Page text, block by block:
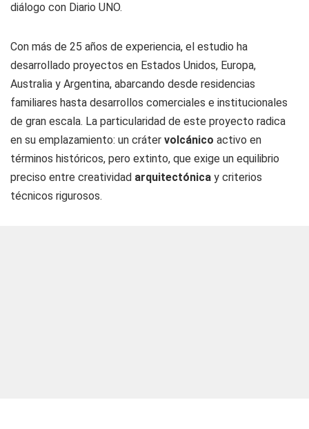
diálogo con Diario UNO.
Con más de 25 años de experiencia, el estudio ha
desarrollado proyectos en Estados Unidos, Europa,
Australia y Argentina, abarcando desde residencias
familiares hasta desarrollos comerciales e institucionales
de gran escala. La particularidad de este proyecto radica
en su emplazamiento: un cráter volcánico activo en
términos históricos, pero extinto, que exige un equilibrio
preciso entre creatividad arquitectónica y criterios
técnicos rigurosos.